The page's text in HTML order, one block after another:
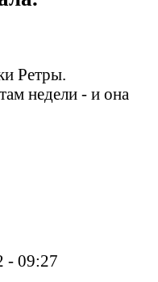
Ретры.
недели - и она
- 09:27